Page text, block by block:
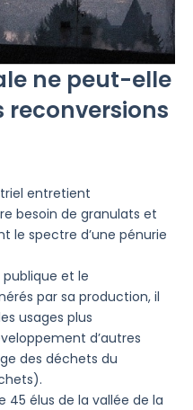
ne peut-elle
reconversions
entretient
besoin de granulats et
le spectre d’une pénurie
publique et le
par sa production, il
usages plus
d’autres
des déchets du
45 élus de la vallée de la